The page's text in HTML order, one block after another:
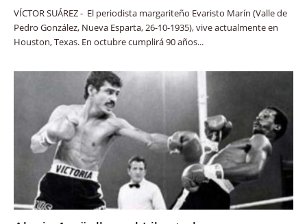
VÍCTOR SUÁREZ - El periodista margariteño Evaristo Marín (Valle de
Pedro González, Nueva Esparta, 26-10-1935), vive actualmente en
Houston, Texas. En octubre cumplirá 90 años...